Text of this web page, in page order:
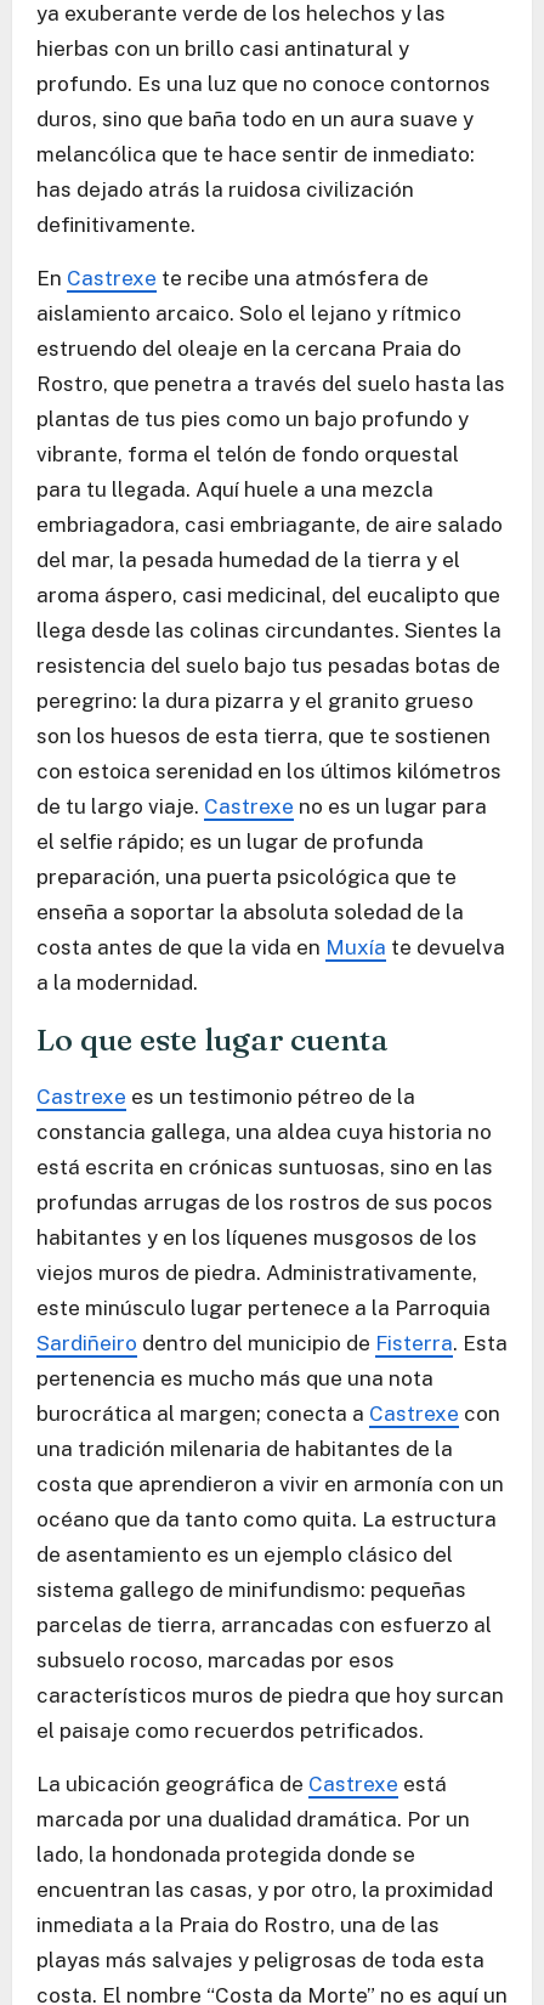
ya exuberante verde de los helechos y las
hierbas con un brillo casi antinatural y
profundo. Es una luz que no conoce contornos
duros, sino que baña todo en un aura suave y
melancólica que te hace sentir de inmediato:
has dejado atrás la ruidosa civilización
definitivamente.
En Castrexe te recibe una atmósfera de
aislamiento arcaico. Solo el lejano y rítmico
estruendo del oleaje en la cercana Praia do
Rostro, que penetra a través del suelo hasta las
plantas de tus pies como un bajo profundo y
vibrante, forma el telón de fondo orquestal
para tu llegada. Aquí huele a una mezcla
embriagadora, casi embriagante, de aire salado
del mar, la pesada humedad de la tierra y el
aroma áspero, casi medicinal, del eucalipto que
llega desde las colinas circundantes. Sientes la
resistencia del suelo bajo tus pesadas botas de
peregrino: la dura pizarra y el granito grueso
son los huesos de esta tierra, que te sostienen
con estoica serenidad en los últimos kilómetros
de tu largo viaje. Castrexe no es un lugar para
el selfie rápido; es un lugar de profunda
preparación, una puerta psicológica que te
enseña a soportar la absoluta soledad de la
costa antes de que la vida en Muxía te devuelva
a la modernidad.
Lo que este lugar cuenta
Castrexe es un testimonio pétreo de la
constancia gallega, una aldea cuya historia no
está escrita en crónicas suntuosas, sino en las
profundas arrugas de los rostros de sus pocos
habitantes y en los líquenes musgosos de los
viejos muros de piedra. Administrativamente,
este minúsculo lugar pertenece a la Parroquia
Sardiñeiro dentro del municipio de Fisterra. Esta
pertenencia es mucho más que una nota
burocrática al margen; conecta a Castrexe con
una tradición milenaria de habitantes de la
costa que aprendieron a vivir en armonía con un
océano que da tanto como quita. La estructura
de asentamiento es un ejemplo clásico del
sistema gallego de minifundismo: pequeñas
parcelas de tierra, arrancadas con esfuerzo al
subsuelo rocoso, marcadas por esos
característicos muros de piedra que hoy surcan
el paisaje como recuerdos petrificados.
La ubicación geográfica de Castrexe está
marcada por una dualidad dramática. Por un
lado, la hondonada protegida donde se
encuentran las casas, y por otro, la proximidad
inmediata a la Praia do Rostro, una de las
playas más salvajes y peligrosas de toda esta
costa. El nombre “Costa da Morte” no es aquí un